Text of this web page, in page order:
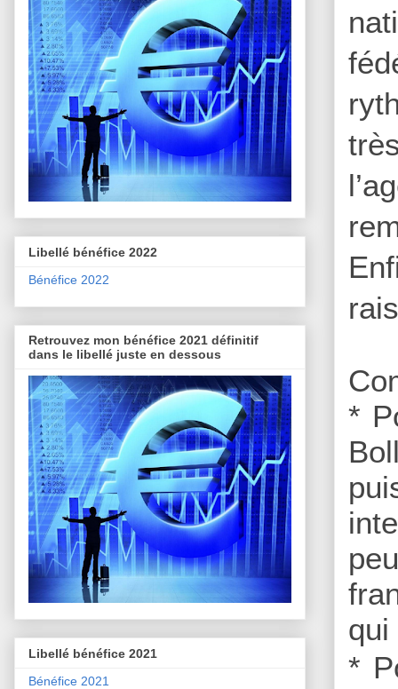
*
qui
*
Libellé bénéfice 2022
Bénéfice 2022
Retrouvez mon bénéfice 2021 définitif
dans le libellé juste en dessous
Libellé bénéfice 2021
Bénéfice 2021